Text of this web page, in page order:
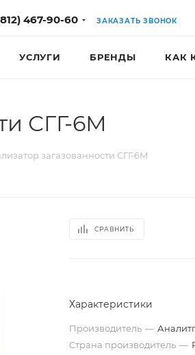
467-90-60 ЗАКАЗАТЬ ЗВОНОК
УСЛУГИ БРЕНДЫ КАК
СГГ-6М
загазованности СГГ-6М
СРАВНИТЬ
Характеристики
Производитель —
Страна производитель —